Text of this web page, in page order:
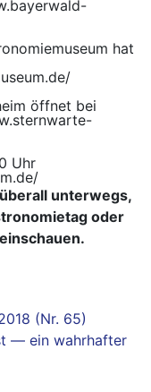
hat
öffnet bei
Uhr
unterwegs,
oder
(Nr. 65)
— ein wahrhafter